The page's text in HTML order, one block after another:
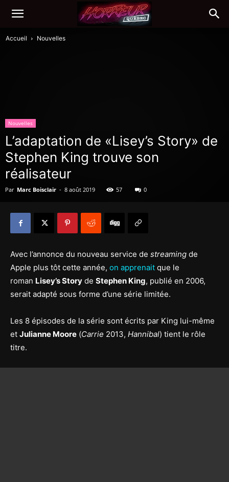
Accueil Nouvelles
Nouvelles
L’adaptation de «Lisey’s Story» de
Stephen King trouve son
réalisateur
Par Marc Boisclair - 8 août 2019 57 0
Avec l’annonce du nouveau service de streaming de
Apple plus tôt cette année, on apprenait que le
roman Lisey’s Story de Stephen King, publié en 2006,
serait adapté sous forme d’une série limitée.
Les 8 épisodes de la série sont écrits par King lui-même
et Julianne Moore (Carrie 2013, Hannibal) tient le rôle
titre.